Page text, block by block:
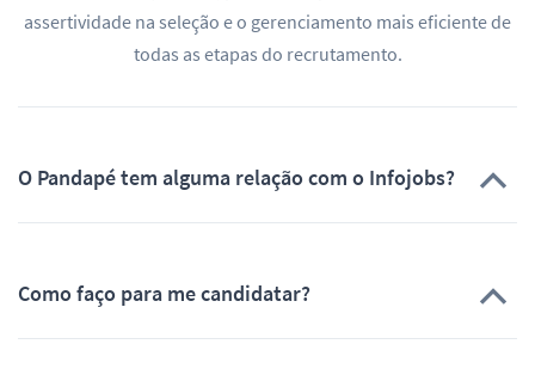
assertividade na seleção e o gerenciamento mais eficiente de
todas as etapas do recrutamento.
O Pandapé tem alguma relação com o Infojobs?
Como faço para me candidatar?